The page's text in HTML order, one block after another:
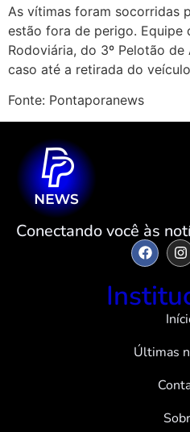
As vítimas foram socorridas
estão fora de perigo. Equipe
Rodoviária, do 3º Pelotão
caso até a retirada do
Fonte: Pontaporanews
Conectando você às
Últimas